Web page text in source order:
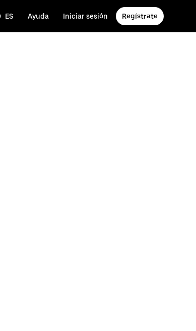
ES Ayuda Iniciar sesión Regístrate